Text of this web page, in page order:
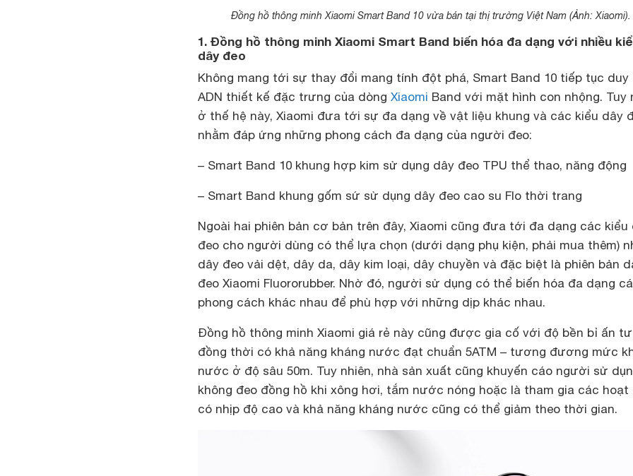
Đồng hồ thông minh Xiaomi Smart Band 10 vừa bán tại thị trường Việt Nam (Ảnh: Xiaomi).
1. Đồng hồ thông minh Xiaomi Smart Band biến hóa đa dạng với nhiều
dây đeo
Không mang tới sự thay đổi mang tính đột phá, Smart Band 10 tiếp tục duy
ADN thiết kế đặc trưng của dòng Xiaomi Band với mặt hình con nhộng. Tuy
ở thế hệ này, Xiaomi đưa tới sự đa dạng về vật liệu khung và các kiểu dây
nhằm đáp ứng những phong cách đa dạng của người đeo:
– Smart Band 10 khung hợp kim sử dụng dây đeo TPU thể thao, năng động
– Smart Band khung gốm sứ sử dụng dây đeo cao su Flo thời trang
Ngoài hai phiên bản cơ bản trên đây, Xiaomi cũng đưa tới đa dạng các kiểu
đeo cho người dùng có thể lựa chọn (dưới dạng phụ kiện, phải mua thêm)
dây đeo vải dệt, dây da, dây kim loại, dây chuyền và đặc biệt là phiên bản
đeo Xiaomi Fluororubber. Nhờ đó, người sử dụng có thể biến hóa đa dạng
phong cách khác nhau để phù hợp với những dịp khác nhau.
Đồng hồ thông minh Xiaomi giá rẻ này cũng được gia cố với độ bền bỉ ấn
đồng thời có khả năng kháng nước đạt chuẩn 5ATM – tương đương mức
nước ở độ sâu 50m. Tuy nhiên, nhà sản xuất cũng khuyến cáo người sử
không đeo đồng hồ khi xông hơi, tắm nước nóng hoặc là tham gia các hoạt
có nhịp độ cao và khả năng kháng nước cũng có thể giảm theo thời gian.